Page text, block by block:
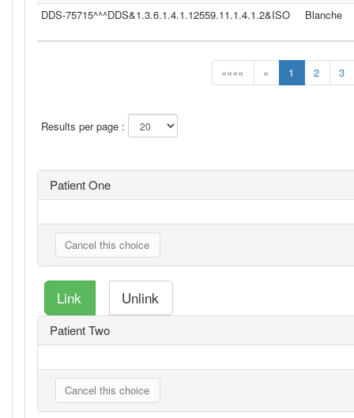
«««« « 1 2 3
Results per page :
DDS-75715^^^DDS&1.3.6.1.4.1.12559.11.1.4.1.2&ISO Blanche
Patient One
Patient Two